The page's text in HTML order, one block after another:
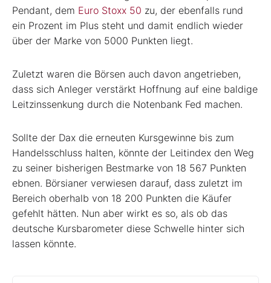
Pendant, dem Euro Stoxx 50 zu, der ebenfalls rund
ein Prozent im Plus steht und damit endlich wieder
über der Marke von 5000 Punkten liegt.
Zuletzt waren die Börsen auch davon angetrieben,
dass sich Anleger verstärkt Hoffnung auf eine baldige
Leitzinssenkung durch die Notenbank Fed machen.
Sollte der Dax die erneuten Kursgewinne bis zum
Handelsschluss halten, könnte der Leitindex den Weg
zu seiner bisherigen Bestmarke von 18 567 Punkten
ebnen. Börsianer verwiesen darauf, dass zuletzt im
Bereich oberhalb von 18 200 Punkten die Käufer
gefehlt hätten. Nun aber wirkt es so, als ob das
deutsche Kursbarometer diese Schwelle hinter sich
lassen könnte.